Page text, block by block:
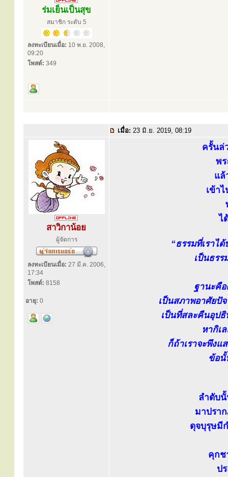
ร่มเย็นเป็นสุข
สมาชิก ระดับ 5
ลงทะเบียนเมื่อ: 10 พ.ย. 2008,
09:20
โพสต์: 349
เมื่อ: 23 มิ.ย. 2019, 08:19
สาวิกาน้อย
ผู้จัดการ
ลงทะเบียนเมื่อ: 27 มี.ค. 2006,
17:34
โพสต์: 8158
อายุ: 0
ครั้นล่
พ
แล้
เข้า
ไ
“ธรรมที่เราไ
เป็นธร
ฐานะคื
เป็นสภาพอาศัยปั
เป็นที่สละคืนอุป
หากิเ
ก็ถ้าเราจะพึงแ
ข้อนั้
ลำดับ
มาปรา
ดุจบุรุษมี
คุกช
ป